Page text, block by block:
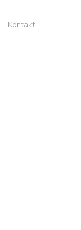
Kontakt